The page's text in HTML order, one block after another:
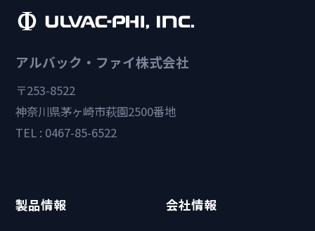
アルバック・ファイ株式会社
〒253-8522
神奈川県茅ヶ崎市萩園2500番地
TEL : 0467-85-6522
製品情報 会社情報